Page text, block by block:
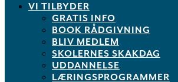
VI TILBYDER
GRATIS INFO
BOOK RÅDGIVNING
BLIV MEDLEM
SKOLERNES SKAKDAG
UDDANNELSE
LÆRINGSPROGRAMMER